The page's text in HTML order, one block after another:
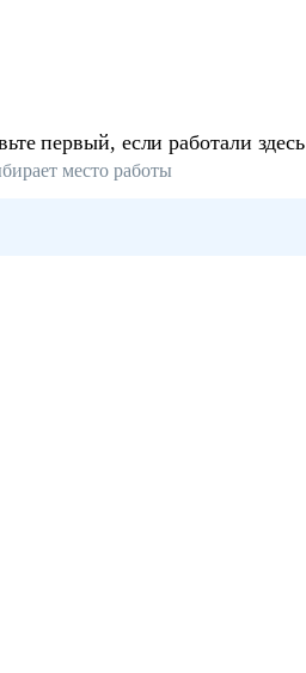
первый, если работали здесь
место работы